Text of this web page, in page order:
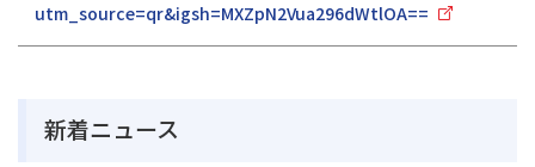
utm_source=qr&igsh=MXZpN2Vua296dWtlOA==
新着ニュース